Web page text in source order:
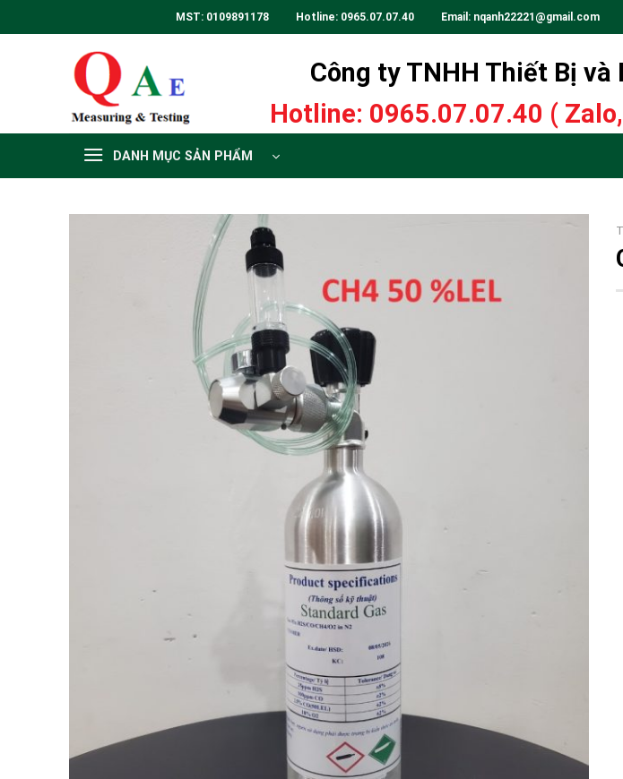
to
MST: 0109891178 Hotline: 0965.07.07.40 Email: nqanh22221@gmail.com
Công ty TNHH Thiết Bị và
Hotline: 0965.07.07.40 (
DANH MỤC SẢN PHẨM